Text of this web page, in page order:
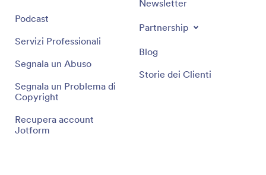
Podcast
Servizi Professionali
Segnala un Abuso
Segnala un Problema di
Copyright
Recupera account
Jotform
Newsletter
Partnership
Blog
Storie dei Clienti